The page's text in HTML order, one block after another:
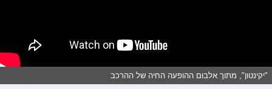
"יקינטון", מתוך אלבום ההופעה החיה של ההרכב